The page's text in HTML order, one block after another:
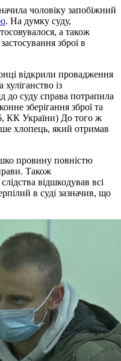
чоловіку запобіжний
. На думку суду,
а також
зброї в
відкрили провадження
із
до суду справа потрапила
зберігання зброї та
КК України) До того ж
хлопець, який отримав
провину повністю
Також
відшкодував всі
в суді зазначив, що